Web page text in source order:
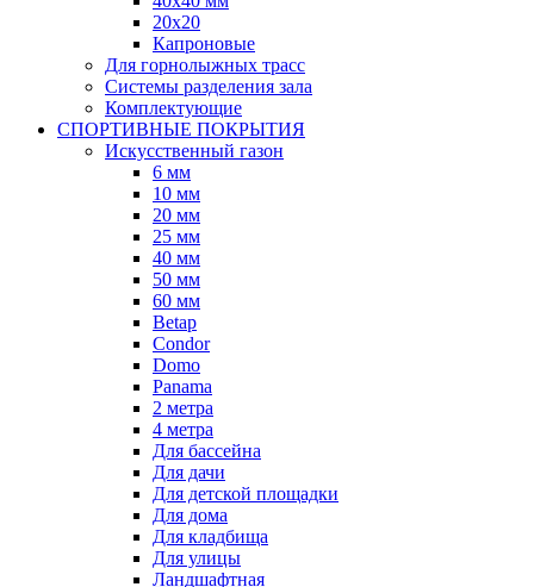
20х20
Капроновые
Для горнолыжных трасс
Системы разделения зала
Комплектующие
СПОРТИВНЫЕ ПОКРЫТИЯ
Искусственный газон
6 мм
10 мм
20 мм
25 мм
40 мм
50 мм
60 мм
Betap
Condor
Domo
Panama
2 метра
4 метра
Для бассейна
Для дачи
Для детской площадки
Для дома
Для кладбища
Для улицы
Ландшафтная